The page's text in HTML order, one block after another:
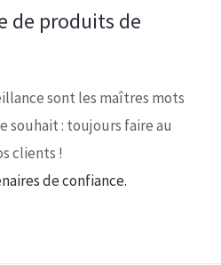
de produits de
sont les maîtres mots
souhait : toujours faire au
clients !
de confiance.